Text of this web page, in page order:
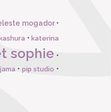
mogador•
kashura •katerina
sophie •
• pip studio •